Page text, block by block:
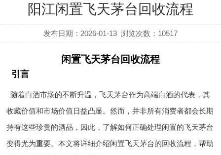
阳江闲置飞天茅台回收流程
发布日期：2026-01-13 浏览次数： 10517
闲置飞天茅台回收流程
引言
随着白酒市场的不断升温，飞天茅台作为高端白酒的代表，其
收藏价值和市场价值日益凸显。然而，并非所有消费者都会长期
持有这些珍贵的酒品，因此，了解如何正确处理闲置的飞天茅台
变得尤为重要。本文将详细介绍闲置飞天茅台的回收流程，帮助